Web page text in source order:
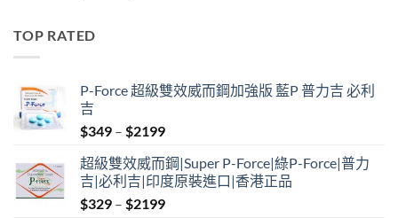
TOP RATED
P-Force 超級雙效威而鋼加強版 藍P 普力吉 必利
吉
$349 – $2199Price
$349
through
$2199
超級雙效威而鋼|Super P-Force|綠P-Force|普力
吉|必利吉|印度原裝進口|香港正品
$329 – $2199Price